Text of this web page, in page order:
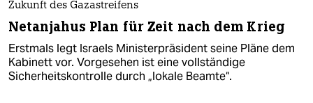
Zukunft des Gazastreifens
Netanjahus Plan für Zeit nach dem Krieg
Erstmals legt Israels Ministerpräsident seine Pläne dem
Kabinett vor. Vorgesehen ist eine vollständige
Sicherheitskontrolle durch „lokale Beamte“.